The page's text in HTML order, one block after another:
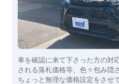
車を確認に来て下さった方の対
される落札価格等、色々包み隠
ちょっと無理な価格設定をさせ